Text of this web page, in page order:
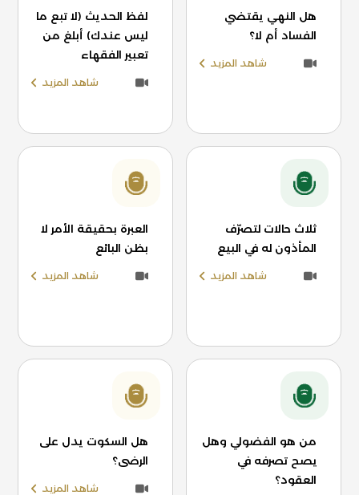
هل النهي يقتضي
الفساد أم لا؟
شاهد المزيد
لفظ الحديث (لا تبع ما
ليس عندك) أبلغ من
تعبير الفقهاء
شاهد المزيد
ثلاث حالات لتصرّف
المأذون له في البيع
شاهد المزيد
العبرة بحقيقة الأمر لا
بظن البائع
شاهد المزيد
من هو الفضولي وهل
يصح تصرفه في
العقود؟
هل السكوت يدل على
الرضى؟
شاهد المزيد